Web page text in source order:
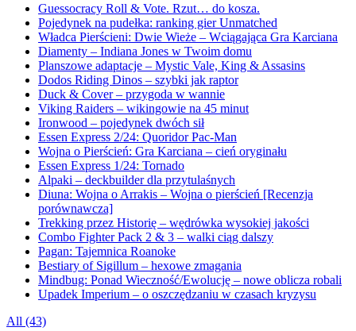
Guessocracy Roll & Vote. Rzut… do kosza.
Pojedynek na pudełka: ranking gier Unmatched
Władca Pierścieni: Dwie Wieże – Wciągająca Gra Karciana
Diamenty – Indiana Jones w Twoim domu
Planszowe adaptacje – Mystic Vale, King & Assasins
Dodos Riding Dinos – szybki jak raptor
Duck & Cover – przygoda w wannie
Viking Raiders – wikingowie na 45 minut
Ironwood – pojedynek dwóch sił
Essen Express 2/24: Quoridor Pac-Man
Wojna o Pierścień: Gra Karciana – cień oryginału
Essen Express 1/24: Tornado
Alpaki – deckbuilder dla przytulaśnych
Diuna: Wojna o Arrakis – Wojna o pierścień [Recenzja
porównawcza]
Trekking przez Historię – wędrówka wysokiej jakości
Combo Fighter Pack 2 & 3 – walki ciąg dalszy
Pagan: Tajemnica Roanoke
Bestiary of Sigillum – hexowe zmagania
Mindbug: Ponad Wieczność/Ewolucję – nowe oblicza robali
Upadek Imperium – o oszczędzaniu w czasach kryzysu
All (43)